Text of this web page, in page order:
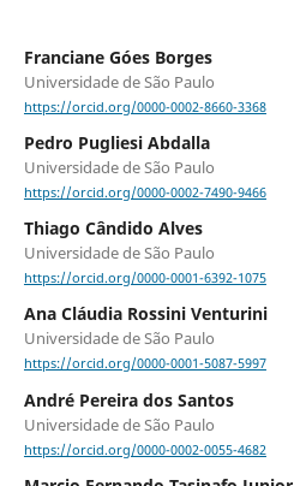
Franciane Góes Borges
Universidade de São Paulo
https://orcid.org/0000-0002-8660-3368
Pedro Pugliesi Abdalla
Universidade de São Paulo
https://orcid.org/0000-0002-7490-9466
Thiago Cândido Alves
Universidade de São Paulo
https://orcid.org/0000-0001-6392-1075
Ana Cláudia Rossini Venturini
Universidade de São Paulo
https://orcid.org/0000-0001-5087-5997
André Pereira dos Santos
Universidade de São Paulo
https://orcid.org/0000-0002-0055-4682